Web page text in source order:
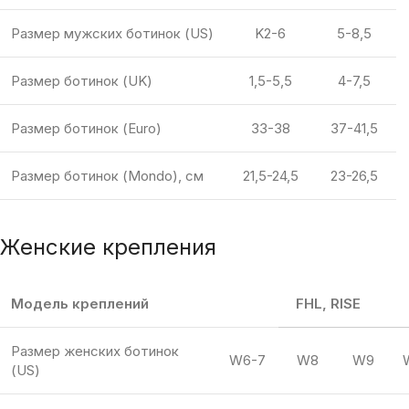
Размер мужских ботинок (US) K2-6 5-8,5
Размер ботинок (UK) 1,5-5,5 4-7,5
Размер ботинок (Euro) 33-38 37-41,5
Размер ботинок (Mondo), см 21,5-24,5 23-26,5
Женские крепления
Модель креплений FHL, RISE
Размер женских ботинок
(US)
W6-7 W8 W9